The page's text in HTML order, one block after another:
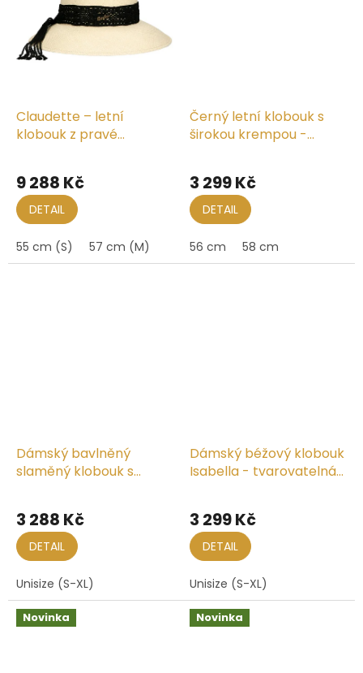
Claudette – letní
klobouk z pravé
9 288 Kč
DETAIL
55 cm (S) 57 cm (M)
Černý letní klobouk s
širokou krempou -
3 299 Kč
DETAIL
56 cm 58 cm
Dámský bavlněný
slaměný klobouk s
3 288 Kč
DETAIL
Unisize (S-XL)
Dámský béžový klobouk
Isabella - tvarovatelná
3 299 Kč
DETAIL
Unisize (S-XL)
Novinka Novinka